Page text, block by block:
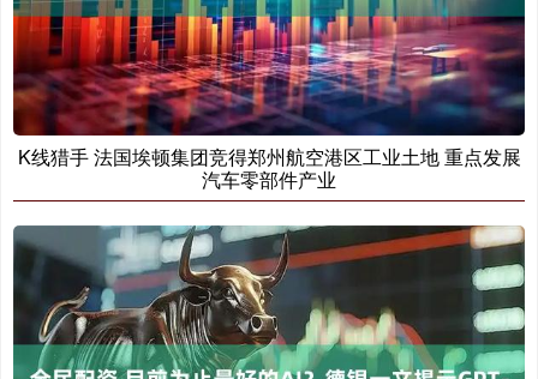
K线猎手 法国埃顿集团竞得郑州航空港区工业土地 重点发展
汽车零部件产业